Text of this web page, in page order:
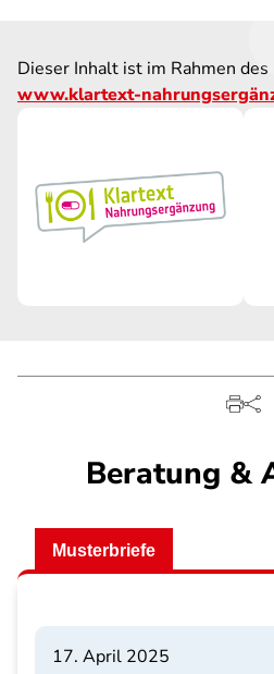
Dieser Inhalt ist im Rahmen
www.klartext-
Beratung &
Musterbriefe
17. April 2025